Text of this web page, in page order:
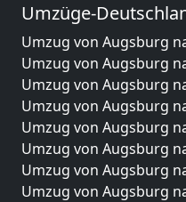
Umzüge-
Umzug von Augsburg
Umzug von Augsburg
Umzug von Augsburg
Umzug von Augsburg
Umzug von Augsburg
Umzug von Augsburg
Umzug von Augsburg
Umzug von Augsburg